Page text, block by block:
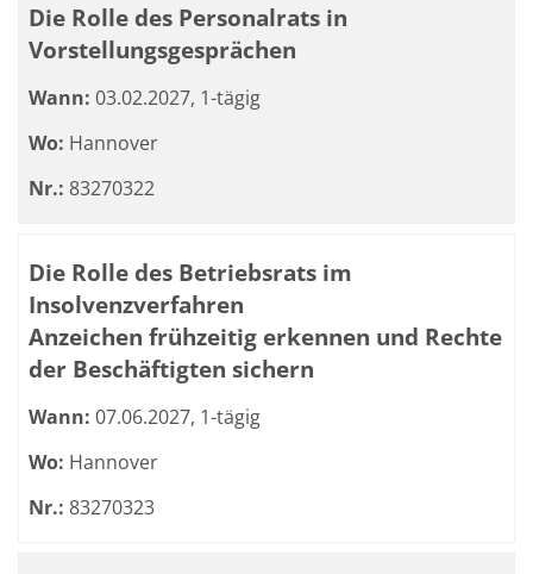
Die Rolle des Personalrats in
Vorstellungsgesprächen
Wann: 03.02.2027, 1-tägig
Wo: Hannover
Nr.: 83270322
Die Rolle des Betriebsrats im
Insolvenzverfahren
Anzeichen frühzeitig erkennen und Rechte
der Beschäftigten sichern
Wann: 07.06.2027, 1-tägig
Wo: Hannover
Nr.: 83270323